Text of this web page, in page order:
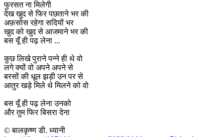
फुरसत ना मिलेगी
देख खुद से फिर पछताने भर की
अफ़सोस रहेगा सदियों भर
खुद को खुद से आजमाने भर की
बस यूँ ही पढ़ लेना ...
कुछ लिखे पुराने पन्ने ही थे वो
लगे क्यों वो अपने अपने से
बरसों की धूल झड़ी उन पर से
आतुर खड़े मिले थे मिलने को वो
बस यूँ ही पढ़ लेना उनको
और तुम फिर बिसरा देना
© बालकृष्ण डी. ध्यानी